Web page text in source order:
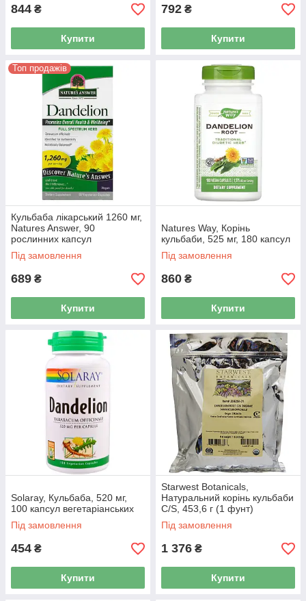
844 ₴
Купити
792 ₴
Купити
Топ продажів
Кульбаба лікарський 1260 мг,
Natures Answer, 90
рослинних капсул
Під замовлення
689 ₴
Купити
Natures Way, Корінь
кульбаби, 525 мг, 180 капсул
Під замовлення
860 ₴
Купити
Solaray, Кульбаба, 520 мг,
100 капсул вегетаріанських
Під замовлення
454 ₴
Купити
Starwest Botanicals,
Натуральний корінь кульбаби
C/S, 453,6 г (1 фунт)
Під замовлення
1 376 ₴
Купити